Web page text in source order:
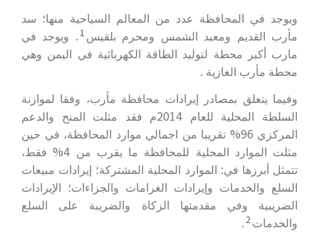
ويوجد في المحافظة عدد من المعالم السياحية منها؛ سد
مأرب القديم ومعبد الشمس ومحرم بلقيس 1 . ويوجد في
مارب أكبر محطة لتوليد الطاقة الكهربائية في اليمن وهي
محطة مأرب الغازية .
وفيما يتعلق بمصادر إيرادات محافظة مأرب، وفقا لموازنة
السلطة المحلية للعام 2014م فقد مثلت المنح والدعم
المركزي 96% تقريبا من اجمالي موارد المحافظة، في حين
مثلت الموارد المحلية للمحافظة ما يقرب من 4% فقط،
تتمثل أبرزها في: الموارد المحلية المشتركة؛ إيرادات مبيعات
السلع والخدمات وإيرادات الغرامات والجزاءات؛ الإيرادات
الضريبية وفي مقدمتها الزكاة والضريبة على السلع
والخدمات 2
.